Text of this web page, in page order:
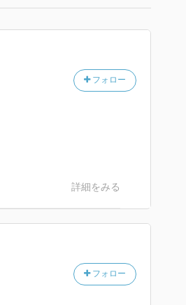
フォロー
詳細をみる
フォロー